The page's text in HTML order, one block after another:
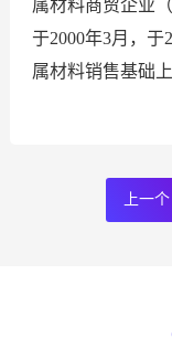
属材料商贸企业
于2000年3月，
属材料销售基础
上一个